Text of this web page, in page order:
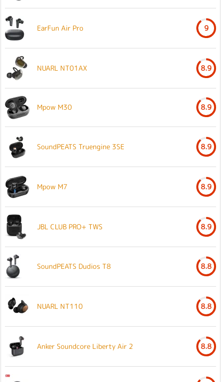
EarFun Air Pro 9
NUARL NT01AX 8.9
Mpow M30 8.9
SoundPEATS Truengine 3SE 8.9
Mpow M7 8.9
JBL CLUB PRO+ TWS 8.9
SoundPEATS Dudios T8 8.8
NUARL NT110 8.8
Anker Soundcore Liberty Air 2 8.8